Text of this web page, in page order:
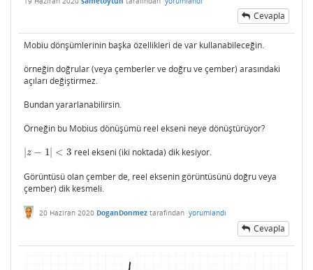
Cevapla
Mobiu dönşümlerinin başka özellikleri de var kullanabileceğin.
örneğin doğrular (veya çemberler ve doğru ve çember) arasındaki
açıları değiştirmez.
Bundan yararlanabilirsin.
Örneğin bu Mobius dönüşümü reel ekseni neye dönüştürüyor?
z − 1| < 3
|z −1 |< 3 reel ekseni (iki noktada) dik kesiyor.
Görüntüsü olan çember de, reel eksenin görüntüsünü doğru veya
çember) dik kesmeli.
20 Haziran 2020 DoganDonmez tarafından yorumlandı
Cevapla